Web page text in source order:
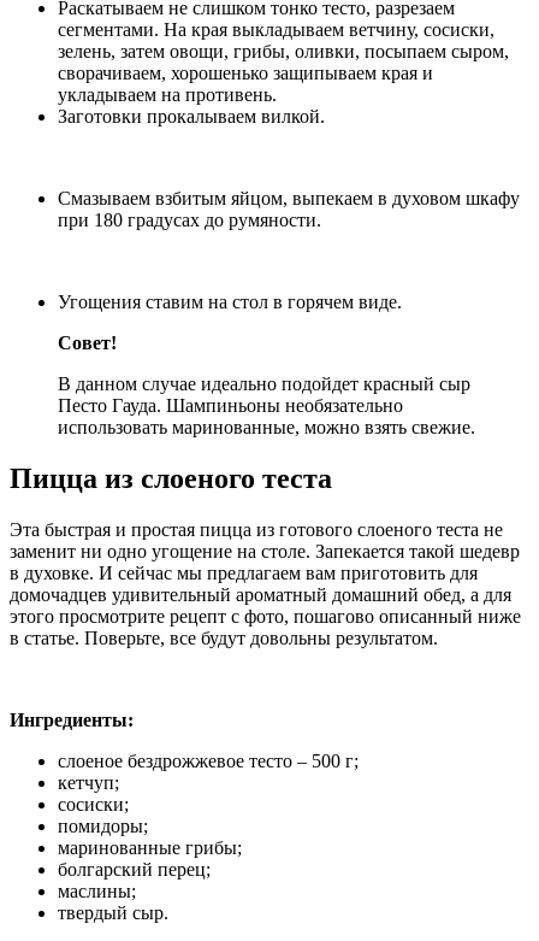
Раскатываем не слишком тонко тесто, разрезаем
сегментами. На края выкладываем ветчину, сосиски,
зелень, затем овощи, грибы, оливки, посыпаем сыром,
сворачиваем, хорошенько защипываем края и
укладываем на противень.
Заготовки прокалываем вилкой.
Смазываем взбитым яйцом, выпекаем в духовом шкафу
при 180 градусах до румяности.
Угощения ставим на стол в горячем виде.
Совет!
В данном случае идеально подойдет красный сыр
Песто Гауда. Шампиньоны необязательно
использовать маринованные, можно взять свежие.
Пицца из слоеного теста
Эта быстрая и простая пицца из готового слоеного теста не
заменит ни одно угощение на столе. Запекается такой шедевр
в духовке. И сейчас мы предлагаем вам приготовить для
домочадцев удивительный ароматный домашний обед, а для
этого просмотрите рецепт с фото, пошагово описанный ниже
в статье. Поверьте, все будут довольны результатом.
Ингредиенты:
слоеное бездрожжевое тесто – 500 г;
кетчуп;
сосиски;
помидоры;
маринованные грибы;
болгарский перец;
маслины;
твердый сыр.